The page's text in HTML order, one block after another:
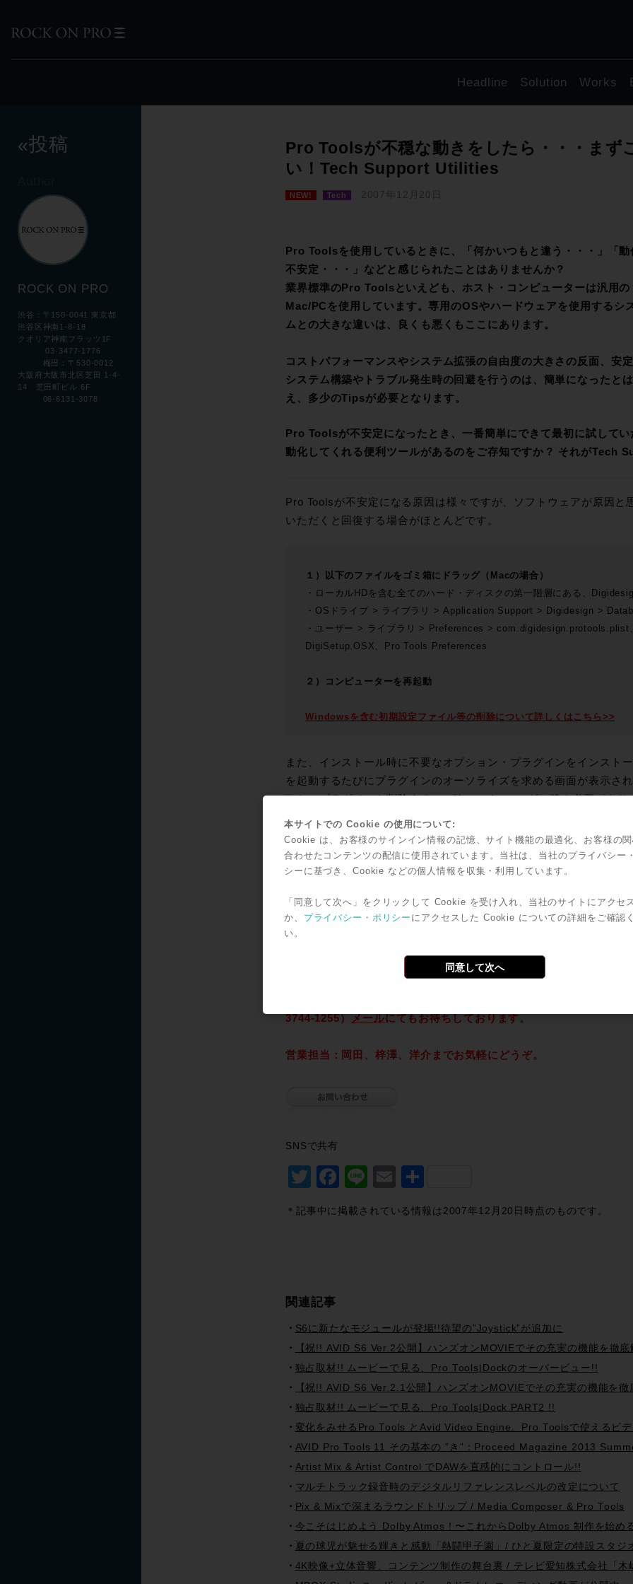
Headline Solution Works
«投稿
ROCK ON PRO
渋谷：〒150-0041 東京都
渋谷区神南1-8-18
クオリア神南フラッツ1F
03-3477-1776
梅田：〒530-0012
大阪府大阪市北区芝田 1-4-
14 芝田町ビル 6F
06-6131-3078
Pro Toolsが不穏な動きをしたら・・・まず
い！Tech Support Utilities
NEW! Tech 2007年12月20日
Pro Toolsを使用しているときに、「何かいつもと違う・・・」「動
不安定・・・」などと感じられたことはありませんか？
業界標準のPro Toolsといえども、ホスト・コンピューターは汎用の
Mac/PCを使用しています。専用のOSやハードウェアを使用するシ
ムとの大きな違いは、良くも悪くもここにあります。
コストパフォーマンスやシステム拡張の自由度の大きさの反面、安
システム構築やトラブル発生時の回避を行うのは、簡単になったと
え、多少のTipsが必要となります。
Pro Toolsが不安定になったとき、一番簡単にできて最初に試して
動化してくれる便利ツールがあるのをご存知ですか？ それがTech
Pro Toolsが不安定になる原因は様々ですが、ソフトウェアが原因と
いただくと回復する場合がほとんどです。
１）以下のファイルをゴミ箱にドラッグ（Macの場合）
・ローカルHDを含む全てのハード・ディスクの第一階層にある、
・OSドライブ > ライブラリ > Application Support > Digidesign >
・ユーザー > ライブラリ > Preferences > com.digidesign.protools.plist
DigiSetup.OSX、Pro Tools Preferences
２）コンピューターを再起動
Windowsを含む初期設定ファイル等の削除について詳しくはこちら>>
また、インストール時に不要なオプション・プラグインをインスト
を起動するたびにプラグインのオーソライズを求める画面が表示さ
しないプラグインを削除するか、Unusedフォルダに移す必要があり
デモ版を含むプラグインの削除について詳しくはこちら>>
これらを自動化して行い、トラブルを回避するためのツールが、
Tech Support Utilitiesのダウンロードと詳細はこちら>>
トラブルが起こるのは、決まってサポート時間外の時だったりしま
をしてくれるTech Support Utilitiesを、ぜひ一度お試しください。
お見積もり、ご相談は、下記お問い合わせフォーム、または お電
3744-1255）メールにてもお待ちしております。
営業担当：岡田、梓澤、洋介までお気軽にどうぞ。
SNSで共有
Twitter
Facebook
LineEmail
＊記事中に掲載されている情報は2007年12月20日時点のものです。
関連記事
S6に新たなモジュールが登場!!待望の”Joystick”が追加に
【祝!! AVID S6 Ver.2公開】ハンズオンMOVIEでその充実の機能を徹
独占取材!! ムービーで見る、Pro Tools|Dockのオーバービュー!!
【祝!! AVID S6 Ver.2.1公開】ハンズオンMOVIEでその充実の機能を
独占取材!! ムービーで見る、Pro Tools|Dock PART2 !!
変化をみせるPro Tools とAvid Video Engine。Pro Toolsで使えるビデ
AVID Pro Tools 11 その基本の ”き”：Proceed Magazine 2013
Artist Mix & Artist Control でDAWを直感的にコントロール!!
マルチトラック録音時のデジタルリファレンスレベルの改定について
Pix & Mixで深まるラウンドトリップ / Media Composer & Pro Tools
今こそはじめよう Dolby Atmos！〜これからDolby Atmos 制作を始め
夏の球児が魅せる輝きと感動「熱闘甲子園」/ ひと夏限定の特設スタジ
4K映像+立体音響、コンテンツ制作の舞台裏 / テレビ愛知株式会社「木
本サイトでの Cookie の使用について:
Cookie は、お客様のサインイン情報の記憶、サイト機能の最適化、お客様の
合わせたコンテンツの配信に使用されています。当社は、当社のプライバシー
シーに基づき、Cookie などの個人情報を収集・利用しています。
「同意して次へ」をクリックして Cookie を受け入れ、当社のサイトにアクセ
か、 プライバシー・ポリシー にアクセスした Cookie についての詳細をご確認
い。
同意して次へ